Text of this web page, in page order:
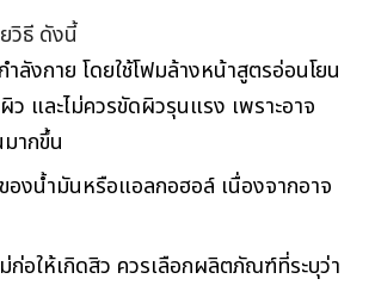
วิธี ดังนี้
ลังกาย โดยใช้โฟมล้างหน้าสูตรอ่อนโยน
และไม่ควรขัดผิวรุนแรง เพราะอาจ
ากขึ้น
งน้ำมันหรือแอลกอฮอล์ เนื่องจากอาจ
อให้เกิดสิว ควรเลือกผลิตภัณฑ์ที่ระบุว่า